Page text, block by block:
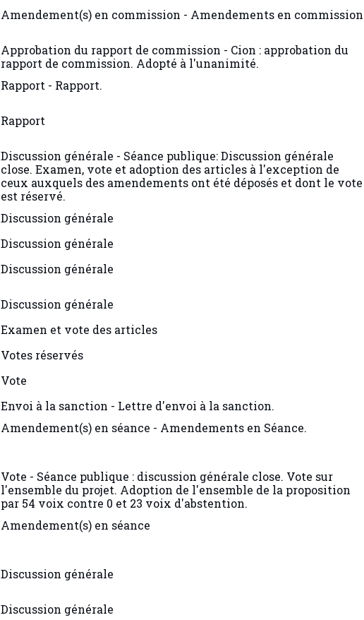
Amendement(s) en commission - Amendements en commission.
Approbation du rapport de commission - Cion : approbation du
rapport de commission. Adopté à l'unanimité.
Rapport - Rapport.
Rapport
Discussion générale - Séance publique: Discussion générale
close. Examen, vote et adoption des articles à l'exception de
ceux auxquels des amendements ont été déposés et dont le vote
est réservé.
Discussion générale
Discussion générale
Discussion générale
Discussion générale
Examen et vote des articles
Votes réservés
Vote
Envoi à la sanction - Lettre d'envoi à la sanction.
Amendement(s) en séance - Amendements en Séance.
Vote - Séance publique : discussion générale close. Vote sur
l'ensemble du projet. Adoption de l'ensemble de la proposition
par 54 voix contre 0 et 23 voix d'abstention.
Amendement(s) en séance
Discussion générale
Discussion générale